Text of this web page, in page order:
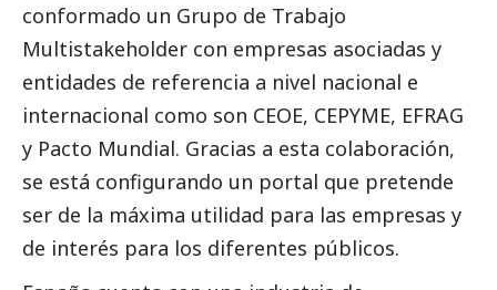
conformado un Grupo de Trabajo
Multistakeholder con empresas asociadas y
entidades de referencia a nivel nacional e
internacional como son CEOE, CEPYME, EFRAG
y Pacto Mundial. Gracias a esta colaboración,
se está configurando un portal que pretende
ser de la máxima utilidad para las empresas y
de interés para los diferentes públicos.